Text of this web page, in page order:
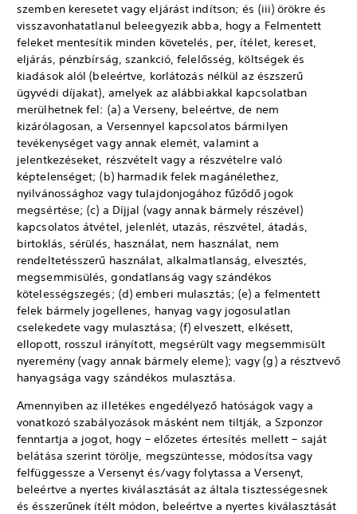
szemben keresetet vagy eljárást indítson; és (iii) örökre és
visszavonhatatlanul beleegyezik abba, hogy a Felmentett
feleket mentesítik minden követelés, per, ítélet, kereset,
eljárás, pénzbírság, szankció, felelősség, költségek és
kiadások alól (beleértve, korlátozás nélkül az észszerű
ügyvédi díjakat), amelyek az alábbiakkal kapcsolatban
merülhetnek fel: (a) a Verseny, beleértve, de nem
kizárólagosan, a Versennyel kapcsolatos bármilyen
tevékenységet vagy annak elemét, valamint a
jelentkezéseket, részvételt vagy a részvételre való
képtelenséget; (b) harmadik felek magánélethez,
nyilvánossághoz vagy tulajdonjogához fűződő jogok
megsértése; (c) a Díjjal (vagy annak bármely részével)
kapcsolatos átvétel, jelenlét, utazás, részvétel, átadás,
birtoklás, sérülés, használat, nem használat, nem
rendeltetésszerű használat, alkalmatlanság, elvesztés,
megsemmisülés, gondatlanság vagy szándékos
kötelességszegés; (d) emberi mulasztás; (e) a felmentett
felek bármely jogellenes, hanyag vagy jogosulatlan
cselekedete vagy mulasztása; (f) elveszett, elkésett,
ellopott, rosszul irányított, megsérült vagy megsemmisült
nyeremény (vagy annak bármely eleme); vagy (g) a résztvevő
hanyagsága vagy szándékos mulasztása.
Amennyiben az illetékes engedélyező hatóságok vagy a
vonatkozó szabályozások másként nem tiltják, a Szponzor
fenntartja a jogot, hogy – előzetes értesítés mellett – saját
belátása szerint törölje, megszüntesse, módosítsa vagy
felfüggessze a Versenyt és/vagy folytassa a Versenyt,
beleértve a nyertes kiválasztását az általa tisztességesnek
és ésszerűnek ítélt módon, beleértve a nyertes kiválasztását